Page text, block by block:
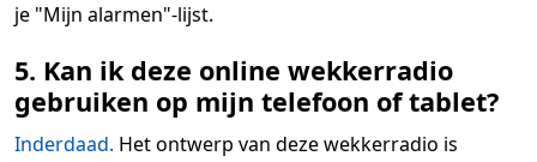
je "Mijn alarmen"-lijst.
5. Kan ik deze online wekkerradio
gebruiken op mijn telefoon of tablet?
Inderdaad. Het ontwerp van deze wekkerradio is